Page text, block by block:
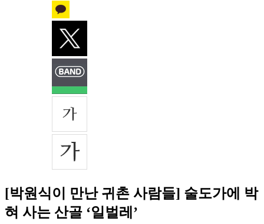
[박원식이 만난 귀촌 사람들] 술도가에 박
혀 사는 산골 ‘일벌레’